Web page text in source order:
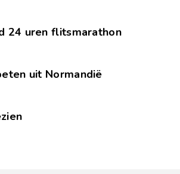
24 uren flitsmarathon
uit Normandië